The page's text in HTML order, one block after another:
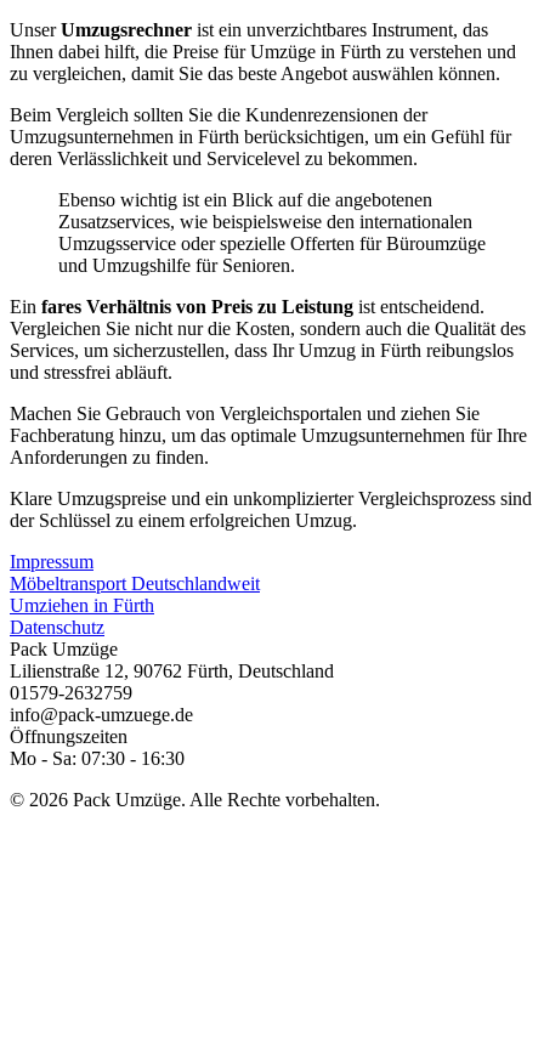
UnserUmzugsrechner ist ein unverzichtbares Instrument, das
Ihnen dabei hilft, die Preise für Umzüge in Fürth zu verstehen und
zu vergleichen, damit Sie das beste Angebot auswählen können.
Beim Vergleich sollten Sie die Kundenrezensionen der
Umzugsunternehmen in Fürth berücksichtigen, um ein Gefühl für
deren Verlässlichkeit und Servicelevel zu bekommen.
Ebenso wichtig ist ein Blick auf die angebotenen
Zusatzservices, wie beispielsweise den internationalen
Umzugsservice oder spezielle Offerten für Büroumzüge
und Umzugshilfe für Senioren.
Ein fares Verhältnis von Preis zu Leistung ist entscheidend.
Vergleichen Sie nicht nur die Kosten, sondern auch die Qualität des
Services, um sicherzustellen, dass Ihr Umzug in Fürth reibungslos
und stressfrei abläuft.
Machen Sie Gebrauch von Vergleichsportalen und ziehen Sie
Fachberatung hinzu, um das optimale Umzugsunternehmen für Ihre
Anforderungen zu finden.
Klare Umzugspreise und ein unkomplizierter Vergleichsprozess sind
der Schlüssel zu einem erfolgreichen Umzug.
Impressum
Möbeltransport Deutschlandweit
Umziehen in Fürth
Datenschutz
Pack Umzüge
Lilienstraße 12, 90762 Fürth, Deutschland
01579-2632759
info@pack-umzuege.de
Öffnungszeiten
Mo - Sa: 07:30 - 16:30
© 2026 Pack Umzüge. Alle Rechte vorbehalten.